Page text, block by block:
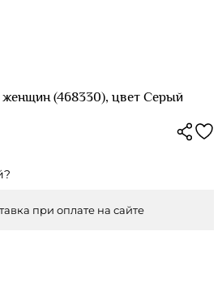
(468330), цвет Серый
при оплате на сайте